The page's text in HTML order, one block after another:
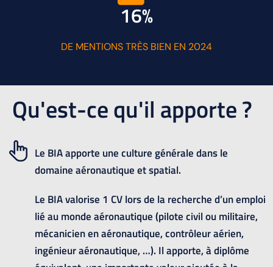
16%
DE MENTIONS TRÈS BIEN EN 2024
Qu'est-ce qu'il apporte ?
Le BIA apporte une culture générale dans le
domaine aéronautique et spatial.
Le BIA valorise 1 CV lors de la recherche d’un emploi
lié au monde aéronautique (pilote civil ou militaire,
mécanicien en aéronautique, contrôleur aérien,
ingénieur aéronautique, …). Il apporte, à diplôme